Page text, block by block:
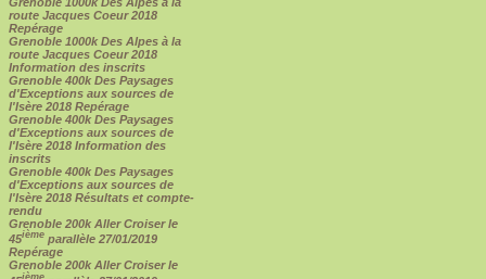
route Jacques Coeur 2018
Repérage
Grenoble 1000k Des Alpes à la
route Jacques Coeur 2018
Information des inscrits
Grenoble 400k Des Paysages
d'Exceptions aux sources de
l'Isère 2018 Repérage
Grenoble 400k Des Paysages
d'Exceptions aux sources de
l'Isère 2018 Information des
inscrits
Grenoble 400k Des Paysages
d'Exceptions aux sources de
l'Isère 2018 Résultats et compte-
rendu
Grenoble 200k Aller Croiser le
45ième parallèle 27/01/2019
Repérage
Grenoble 200k Aller Croiser le